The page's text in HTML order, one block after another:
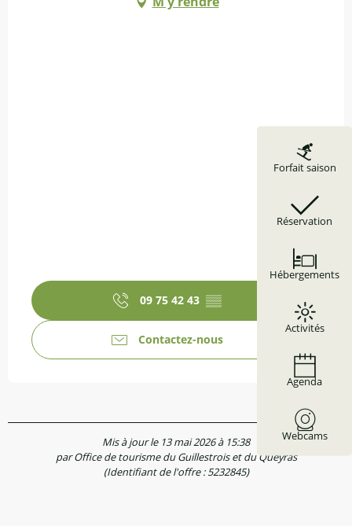
Forfait saison
Réservation
Hébergements
Activités
Agenda
Webcams
09 75 42 43 ▒▒
Contactez-nous
Mis à jour le 13 mai 2026 à 15:38
par Office de tourisme du Guillestrois et du Queyras
(Identifiant de l'offre :5232845)